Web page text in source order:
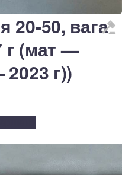
20-50, вага
г (мат —
г))